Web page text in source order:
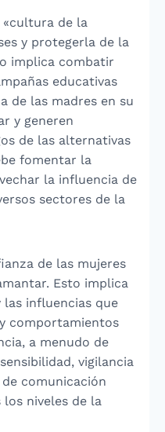
de la
y protegerla de la
implica combatir
educativas
de las madres en su
y generen
de las alternativas
fomentar la
la influencia de
sectores de la
de las mujeres
Esto implica
influencias que
comportamientos
a menudo de
vigilancia
comunicación
niveles de la